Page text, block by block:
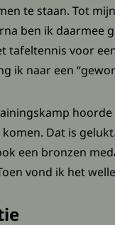
te staan. Tot
ben ik daarmee
tafeltennis voor
ik naar een
komen. Dat is
een bronzen
vond ik het